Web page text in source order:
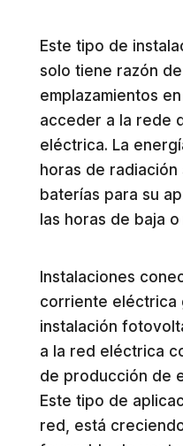
Este tipo de
solo tiene razón
emplazamientos
acceder a la rede
eléctrica. La
horas de radiación
baterías para su
las horas de baja
Instalaciones
corriente eléctrica
instalación
a la red eléctrica
de producción de
Este tipo de
red, está